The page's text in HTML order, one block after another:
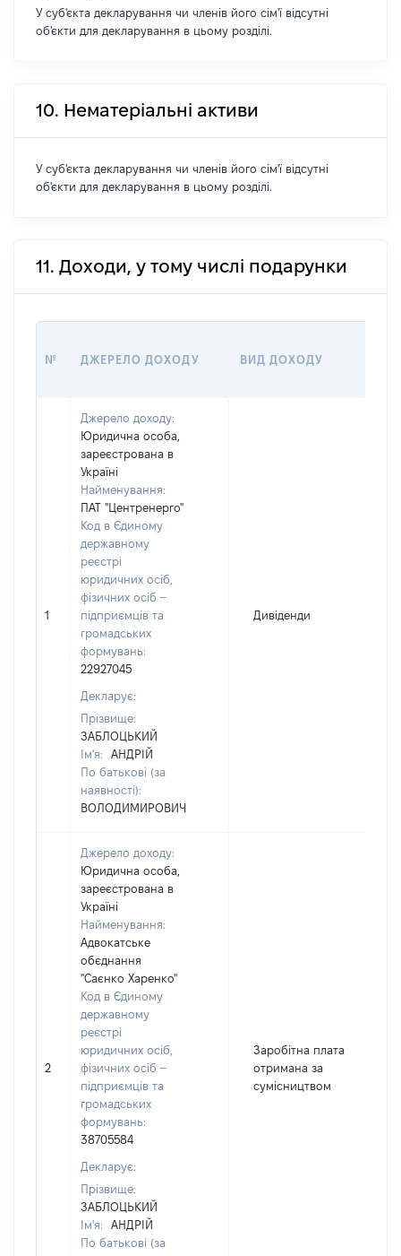
У суб'єкта декларування чи членів його сім'ї відсутні
об'єкти для декларування в цьому розділі.
10. Нематеріальні активи
У суб'єкта декларування чи членів його сім'ї відсутні
об'єкти для декларування в цьому розділі.
11. Доходи, у тому числі подарунки
№ ДЖЕРЕЛО ДОХОДУ ВИД ДОХОДУ
1
Джерело доходу:
Юридична особа,
зареєстрована в
Україні
Найменування:
ПАТ "Центренерго"
Код в Єдиному
державному
реєстрі
юридичних осіб,
фізичних осіб –
підприємців та
громадських
формувань:
22927045
Декларує:
Прізвище:
ЗАБЛОЦЬКИЙ
Ім'я:
АНДРІЙ
По батькові (за
наявності):
ВОЛОДИМИРОВИЧ
Дивіденди
2
Джерело доходу:
Юридична особа,
зареєстрована в
Україні
Найменування:
Адвокатське
обєднання
"Саєнко Харенко"
Код в Єдиному
державному
реєстрі
юридичних осіб,
фізичних осіб –
підприємців та
громадських
формувань:
38705584
Декларує:
Прізвище:
ЗАБЛОЦЬКИЙ
Ім'я:
АНДРІЙ
По батькові (за
Заробітна плата
отримана за
сумісництвом